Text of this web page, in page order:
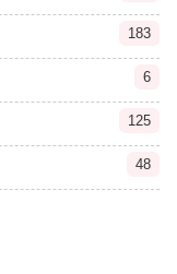
183
6
125
48